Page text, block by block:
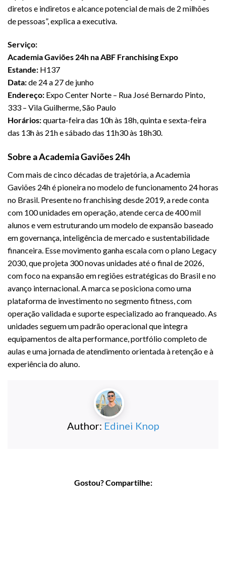
diretos e indiretos e alcance potencial de mais de 2 milhões
de pessoas”, explica a executiva.
Serviço:
Academia Gaviões 24h na ABF Franchising Expo
Estande: H137
Data:de 24 a 27 de junho
Endereço: Expo Center Norte – Rua José Bernardo Pinto,
333 – Vila Guilherme, São Paulo
Horários:quarta-feira das 10h às 18h, quinta e sexta-feira
das 13h às 21h e sábado das 11h30 às 18h30.
Sobre a Academia Gaviões 24h
Com mais de cinco décadas de trajetória, a Academia
Gaviões 24h é pioneira no modelo de funcionamento 24 horas
no Brasil. Presente no franchising desde 2019, a rede conta
com 100 unidades em operação, atende cerca de 400 mil
alunos e vem estruturando um modelo de expansão baseado
em governança, inteligência de mercado e sustentabilidade
financeira. Esse movimento ganha escala com o plano Legacy
2030, que projeta 300 novas unidades até o final de 2026,
com foco na expansão em regiões estratégicas do Brasil e no
avanço internacional. A marca se posiciona como uma
plataforma de investimento no segmento fitness, com
operação validada e suporte especializado ao franqueado. As
unidades seguem um padrão operacional que integra
equipamentos de alta performance, portfólio completo de
aulas e uma jornada de atendimento orientada à retenção e à
experiência do aluno.
Author: Edinei Knop
Gostou? Compartilhe: